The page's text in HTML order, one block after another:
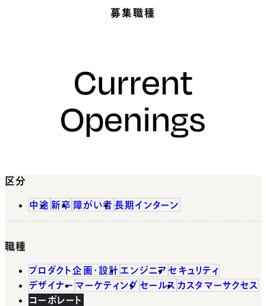
募集職種
Current
Openings
区分
中途 新卒 障がい者 長期インターン
職種
プロダクト企画・設計 エンジニア セキュリティ
デザイナー マーケティング セールス カスタマーサクセス
コーポレート